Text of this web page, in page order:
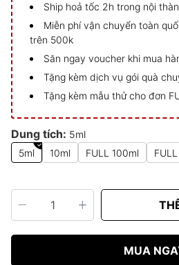
Ship hoả tốc 2h trong nội
Miễn phí vận chuyển toàn
trên 500k
Săn ngay voucher khi mua
Tặng kèm dịch vụ gói quà
Tặng kèm mẫu thử cho đơn
Dung tích: 5ml
5ml
10ml FULL 100ml
MUA